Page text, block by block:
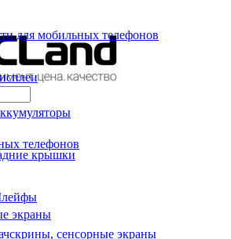
телефонов
экраны
для мобильных телефонов
крышки
сенсорные экраны